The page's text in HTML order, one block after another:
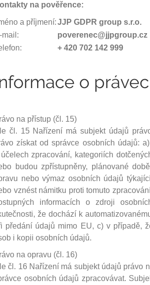
na pověřence:
a příjmení:JJP GDPR group s.r.o.
mail:
poverenec@jjpgroup.cz
+ 420 702 142 999
o
na přístup (čl. 15)
čl. 15 Nařízení má subjekt údajů
získat od správce osobních údajů:
zpracování, kategoriích
budou zpřístupněny, plánované
nebo výmaz osobních údajů
vznést námitku proti tomuto
informacích o zdroji
že dochází k
předání údajů mimo EU, c) v případě,
i kopii osobních údajů.
na opravu (čl. 16)
čl. 16 Nařízení má subjekt údajů právo
osobních údajů zpracovávat.